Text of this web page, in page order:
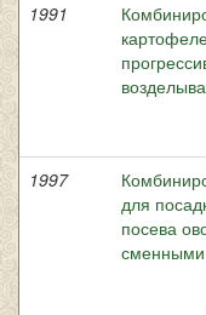
1991
1997
для
посева